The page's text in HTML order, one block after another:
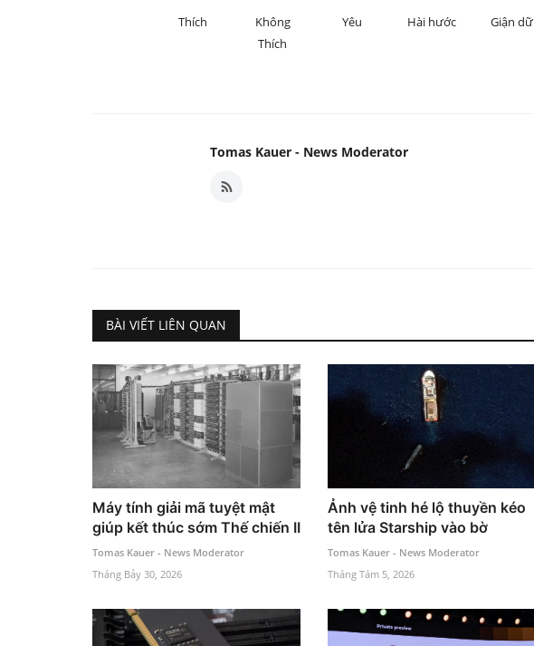
Thích
Không
Thích
Yêu Hài hước Giận dữ
Tomas Kauer - News Moderator
BÀI VIẾT LIÊN QUAN
Máy tính giải mã tuyệt mật
giúp kết thúc sớm Thế chiến II
Tomas Kauer - News Moderator
Tháng Bảy 30, 2026
Ảnh vệ tinh hé lộ thuyền kéo
tên lửa Starship vào bờ
Tomas Kauer - News Moderator
Tháng Tám 5, 2026